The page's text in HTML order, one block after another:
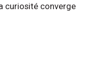
curiosité converge